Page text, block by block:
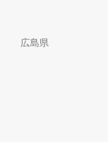
広島県